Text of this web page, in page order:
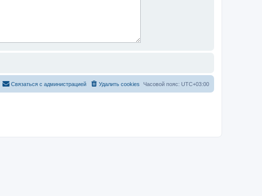
Часовой пояс: UTC+03:00
Удалить cookies
Связаться с администрацией